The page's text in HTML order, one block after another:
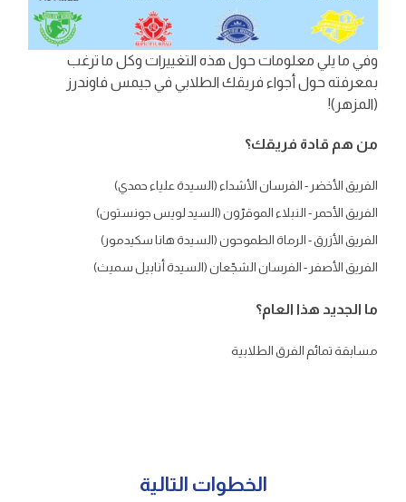
وفي ما يلي معلومات حول هذه التغييرات وكل ما ترغب
بمعرفته حول أجواء فريقك الطلابي في جيمس فاوندرز
(المزهر)!
من هم قادة فريقك؟
الفريق الأخضر - الفرسان الأشداء (السيدة علياء حمدي)
الفريق الأحمر - النبلاء الموقرّون (السيد لويس جونستون)
الفريق الأزرق - الرماة الطموحون (السيدة هانا سكيدمور)
الفريق الأصفر - الفرسان الشجّعان (السيدة أنابيل سميث)
ما الجديد هذا العام؟
مسابقة تمائم الفرق الطلابية
الخطوات التالية